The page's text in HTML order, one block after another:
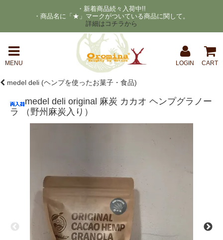
・新着商品続々入荷中!!
・商品名に「★」マークがついている商品に関して。
詳細はコチラから
MENU LOGIN CART
medel deli (ヘンプを使ったお菓子・食品)
medel deli original 麻炭 カカオ ヘンプグラノー
ラ （野州麻炭入り）